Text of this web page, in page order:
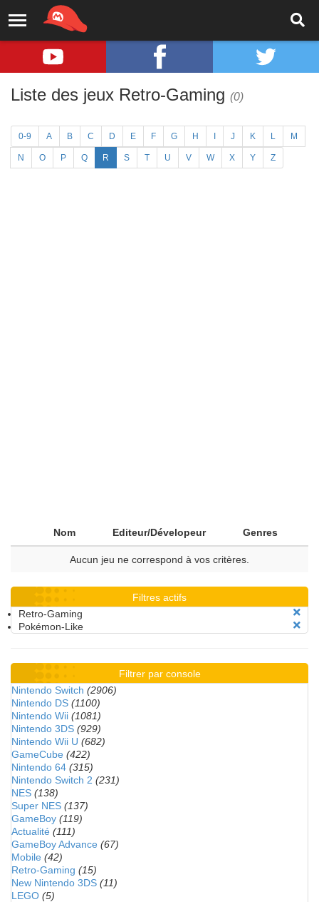
Liste des jeux Retro-Gaming (0)
0-9 A B C D E F G H J K L M
N O P Q R S T U V W X Y Z
Nom Editeur/Dévelopeur Genres
Aucun jeu ne correspond à vos critères.
Filtres actifs
Retro-Gaming
Pokémon-Like
Filtrer par console
Nintendo Switch (2906)
Nintendo DS (1100)
Nintendo Wii (1081)
Nintendo 3DS (929)
Nintendo Wii U (682)
GameCube (422)
Nintendo 64 (315)
Nintendo Switch 2 (231)
NES (138)
Super NES (137)
GameBoy (119)
Actualité (111)
GameBoy Advance (67)
Mobile (42)
Retro-Gaming (15)
New Nintendo 3DS (11)
LEGO (5)